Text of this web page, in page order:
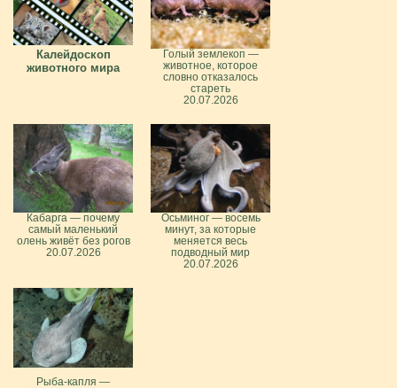
Калейдоскоп
животного мира
Голый землекоп —
животное, которое
словно отказалось
стареть
20.07.2026
Кабарга — почему
самый маленький
олень живёт без рогов
20.07.2026
Осьминог — восемь
минут, за которые
меняется весь
подводный мир
20.07.2026
Рыба-капля —